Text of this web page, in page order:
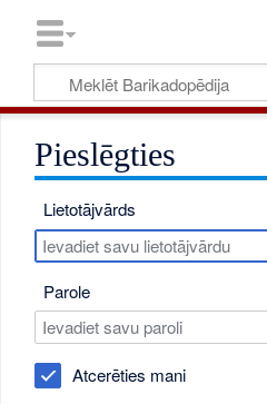
Pieslēgties
Lietotājvārds
Parole
Atcerēties mani